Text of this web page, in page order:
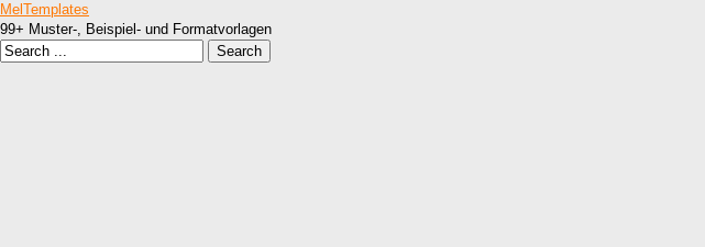
MelTemplates
99+ Muster-, Beispiel- und Formatvorlagen